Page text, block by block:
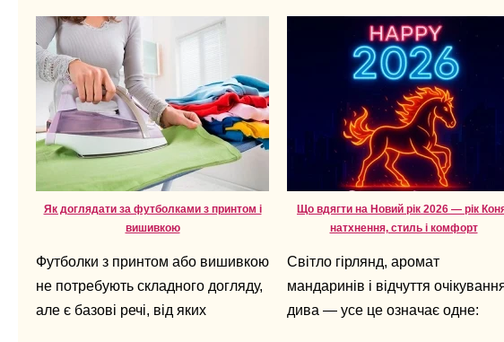
Як доглядати за футболками з принтом і
вишивкою
Футболки з принтом або вишивкою
не потребують складного догляду,
але є базові речі, від яких
Що вдягти на Новий рік 2026 — рік
натхнення, стиль і комфорт
Світло гірлянд, аромат
мандаринів і відчуття
дива — усе це означає одне: